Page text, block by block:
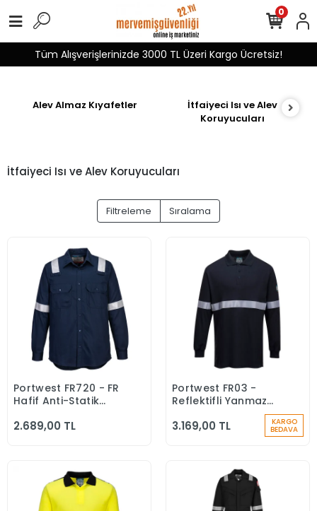
Tüm Alışverişlerinizde 3000 TL Üzeri Kargo Ücretsiz!
0
Alev Almaz Kıyafetler
İtfaiyeci Isı ve Alev
Koruyucuları
İtfaiyeci Isı ve Alev Koruyucuları
Filtreleme Sıralama
Sepete Ekle
Portwest FR720 - FR
Hafif Anti-Statik
Alev Almaz
2.689,00 TL
Sepete Ekle
Portwest FR03 -
Reflektifli Yanmaz
Modaflame Anti-
3.169,00 TL KARGO
BEDAVA